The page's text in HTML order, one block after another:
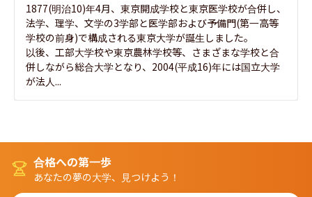
1877(明治10)年4月、東京開成学校と東京医学校が合併し、
法学、理学、文学の3学部と医学部および予備門(第一高等
学校の前身)で構成される東京大学が誕生しました。
以後、工部大学校や東京農林学校等、さまざまな学校と合
併しながら総合大学となり、2004(平成16)年には国立大学
が法人...
合格への第一歩
あなたの夢の大学、見つけよう！